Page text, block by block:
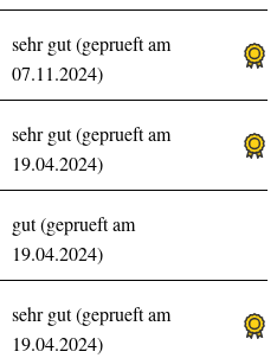
sehr gut (geprueft am
07.11.2024)
sehr gut (geprueft am
19.04.2024)
gut (geprueft am
19.04.2024)
sehr gut (geprueft am
19.04.2024)